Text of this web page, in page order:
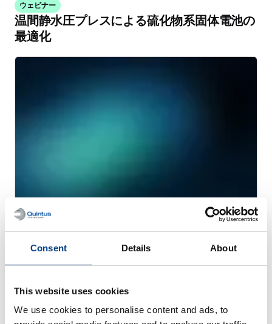
Consent Details About
This website uses cookies
We use cookies to personalise content and ads, to
ウェビナー
温間静水圧プレスによる硫化物系固体電池の
最適化
固体電池製造のスループットとコスト分析